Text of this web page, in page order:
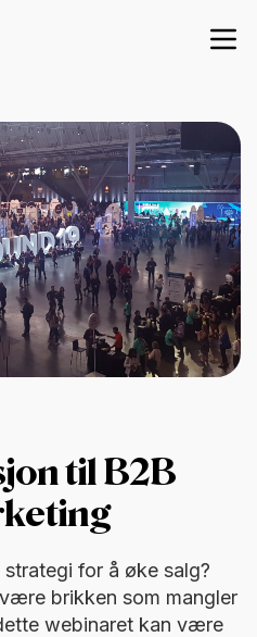
til B2B
for å øke salg?
brikken som mangler
webinaret kan være